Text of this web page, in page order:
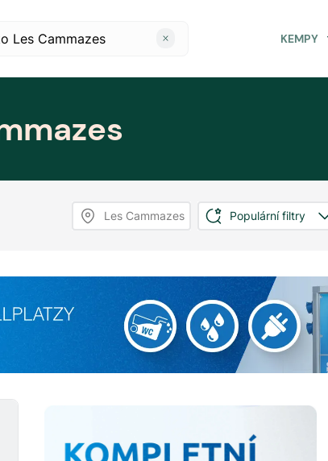
KEMPY
Les Cammazes Populární filtry